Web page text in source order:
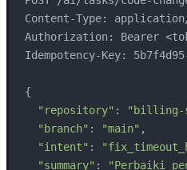
Content-Type:
Authorization: Bearer
Idempotency-Key:
{
"repository" : "billing-
"branch" : "main" ,
"intent" :
"summary" :
"Perbaiki